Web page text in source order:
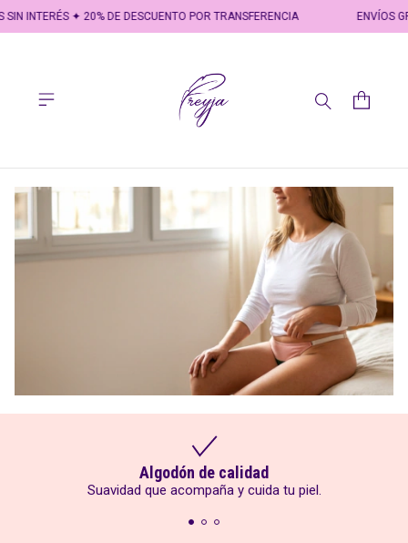
INTERÉS ✦ 20% DE DESCUENTO POR TRANSFERENCIA ENVÍOS
Less regulables
Algodón de calidad
Suavidad que acompaña y cuida tu piel.